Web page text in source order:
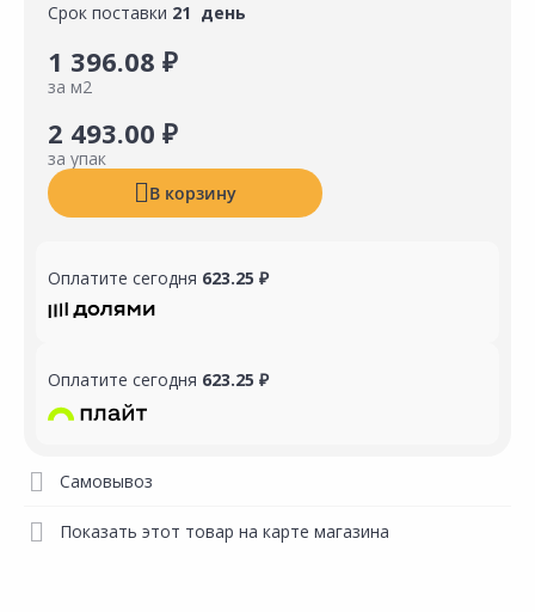
Срок поставки 21 день
1 396.08 ₽
за м2
2 493.00 ₽
за упак
В корзину
Оплатите сегодня 623.25 ₽
Оплатите сегодня 623.25 ₽
Самовывоз
Показать этот товар на карте магазина